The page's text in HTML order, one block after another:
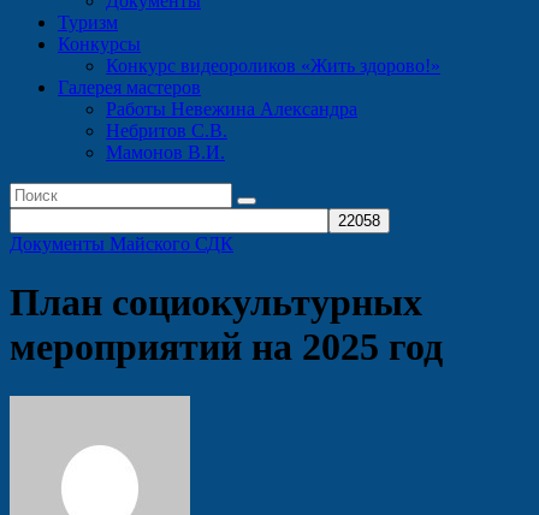
Туризм
Конкурсы
Конкурс видеороликов «Жить здорово!»
Галерея мастеров
Работы Невежина Александра
Небритов С.В.
Мамонов В.И.
Документы Майского СДК
План социокультурных
мероприятий на 2025 год